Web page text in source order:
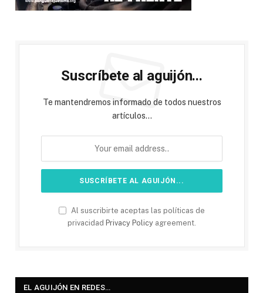
Suscríbete al aguijón...
Te mantendremos informado de todos nuestros
artículos...
Al suscribirte aceptas las políticas de
privacidad Privacy Policy agreement.
EL AGUIJÓN EN REDES…